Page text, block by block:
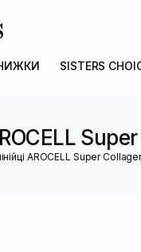
SISTERS
AROCELL Super